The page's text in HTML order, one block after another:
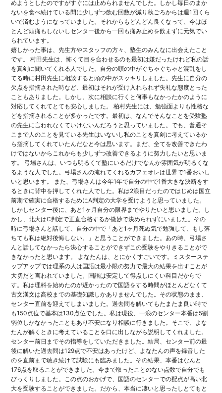
めようとしたのですがすぐには止められませんでした。
しかし毎日のまか
ないを食べ続けている間に少しずつ飲む回数が減り秋ごろからは週1回くら
いで済むようになっていました。 それからもどんどん良くなって、今はほ
とんど頭痛もしないしセンター後から一回も痛み止めを飲まずに元気でい
られています。
嬉しかった事は、先生方やスタッフの方々、塾生のみんなに出会えたこと
です。 村田先生は、怖くて目を合わせるのも最初は嫌だったけれど私の話
を真剣に聞いてくれる人でした。 自分の頭の中がぐちゃぐちゃと混乱をし
てる時に村田先生に相談すると頭の中がスッキリしました。先生に自分の
欠点を指摘された時など、最初はそれが受け入れられず失礼な態度とった
こともありました。
しかし、 次に相談に行くと何事もなかったかのように
対応してくれてとても安心しました。 柏村先生には、勉強面よりも性格な
どを指摘されることが多かったです。最初は、なんでそんなことを受験塾
の先生に言われなくていけないんだろう と思っていました。でも、普通そ
こまで人のことを見ている先生はいないし私のことを真剣に考えているか
ら指摘してくれていたんだなと今は思います。まだ、全てを改善できたわ
けではないからこれからも少しずつ改善できるように努力したいと思いま
す。 弓場さんは、 いつも明るくて塾にいるだけでなんか雰囲気が明るくな
るような人でした。 弓場さんの淹れてくれるカフェオレは世界で1番おいし
いと思います。 また、 弓場さんは今年1年で自分の中で1番大きな決断をす
るときに背中を押してくれた人でした。私は2浪目だったのではじめは国立
前期で確実に合格するためにA判定の大学を受けようと思っていました。
しかしセンター後に、あと1ヶ月自分の限界までやりたいと思いました。し
かし、北大はC判定で正直合格するか微妙で決められずにいました。 その
時に弓場さんと話して、自分の中で「あと1ヶ月死ぬ気で勉強して、もし落
ちても私は絶対後悔しない。
」と思うことができました。あの時、 弓場さ
んと話してなかったら決心することができずこの受験をやり きることがで
きなかったと思います。 よなたんは、とにかくすごいです。
ミスターステ
ップアップでは理系の人は国語は最小限の努力で最大の結果を出すことが
大切だと言われていました。 国語は安定して得点しにくい科目だからで
す。私は理科を始めたのが遅かったので国語をする時間がほとんどなくて
古文漢文は高校までの基礎知識しかありませんでした。 その状態のまま、
センター直前を迎えてしまいました。過去問を解いてもたまたま良い時で
も150点位で基本は130点位でした。私は現役、一浪のセンター本番は5割
弱位しかなかったこともあり不安になり相談に行きました。そこで、 よな
たんが解くときに考えていることを口に出しながら説明してくれました。
センター前日までその指導をしていただきました。結局、センター前の最
後に解いた過去問は129点で不安はあったけど、 よなたんの声を録音した
のを直前まで聴き続けて試験にも臨みました。その結果、本番はなんと
176点を取ることができました。今まで取ったことのない点数で自分でも
びっくりしました。 この点のおかげで、 国語のセンターでの配点が高い北
大を受験することができました。だから、本当に凄いと思ったしとてもと